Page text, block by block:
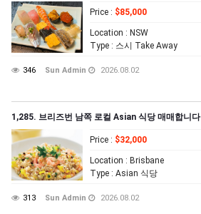
Price : $85,000
Location : NSW
Type : 스시 Take Away
346 Sun Admin 2026.08.02
1,285. 브리즈번 남쪽 로컬 Asian 식당 매매합니다
Price : $32,000
Location : Brisbane
Type : Asian 식당
313 Sun Admin 2026.08.02